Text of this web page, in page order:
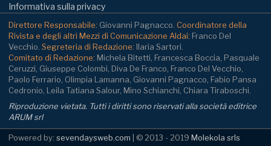
Informativa sulla privacy
Direttore Responsabile: Giovanni Pagnacco. Coordinatore della
Rivista e degli altri Mezzi di Comunicazione Aldai: Franco Del
Vecchio. Segreteria di Redazione: Ilaria Sartori.
Comitato di Redazione: Michela Bitetti, Francesca Boccia, Pasquale
Ceruzzi, Giuseppe Colombi, Diva De Franco, Franco Del Vecchio,
Paolo Ferrario, Olimpia Lamanna, Giovanni Pagnacco, Fabio Pansa
Cedronio, Leila Tatiana Salour, Mino Schianchi, Chiara Tiraboschi.
Riproduzione vietata. Tutti i diritti sono riservati alla società editrice
ARUM srl
Powered by: sevendaysweb.com | © 2013 - 2019 Molekola srls